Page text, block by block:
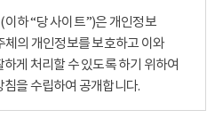
하 “당 사이트”)은 개인정보
의 개인정보를 보호하고 이와
게 처리할 수 있도록 하기 위하여
을 수립하여 공개합니다.